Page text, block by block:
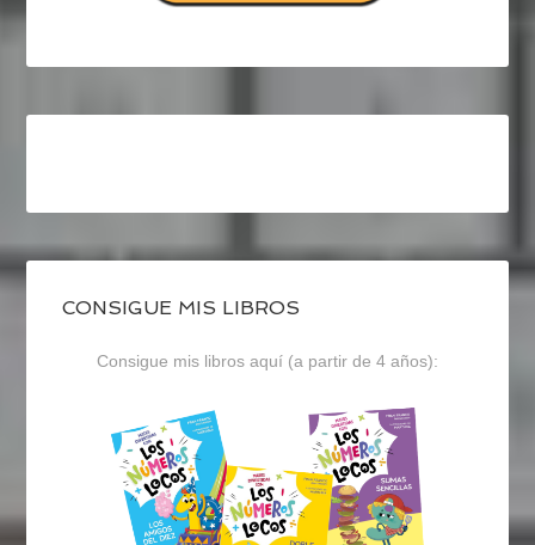
CONSIGUE MIS LIBROS
Consigue mis libros aquí (a partir de 4 años):